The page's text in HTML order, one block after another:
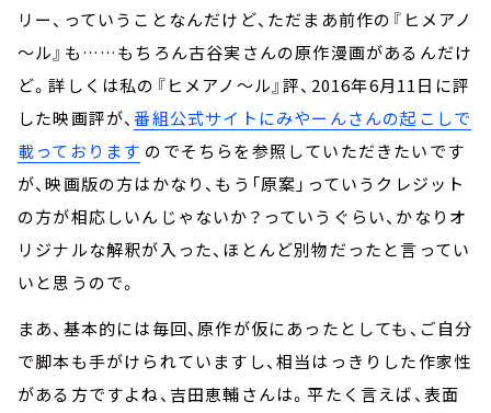
リー、っていうことなんだけど、ただまあ前作の『ヒメアノ
～ル』も……もちろん古谷実さんの原作漫画があるんだけ
ど。詳しくは私の『ヒメアノ～ル』評、2016年6月11日に評
した映画評が、番組公式サイトにみやーんさんの起こしで
載っております のでそちらを参照していただきたいです
が、映画版の方はかなり、もう「原案」っていうクレジット
の方が相応しいんじゃないか？っていうぐらい、かなりオ
リジナルな解釈が入った、ほとんど別物だったと言ってい
いと思うので。
まあ、基本的には毎回、原作が仮にあったとしても、ご自分
で脚本も手がけられていますし、相当はっきりした作家性
がある方ですよね、吉田恵輔さんは。平たく言えば、表面